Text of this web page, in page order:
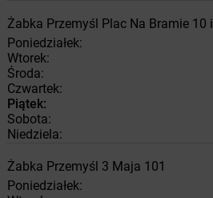
Żabka Przemyśl Plac Na Bramie 10 i
Poniedziałek:
Wtorek:
Środa:
Czwartek:
Piątek:
Sobota:
Niedziela:
Żabka Przemyśl 3 Maja 101
Poniedziałek: